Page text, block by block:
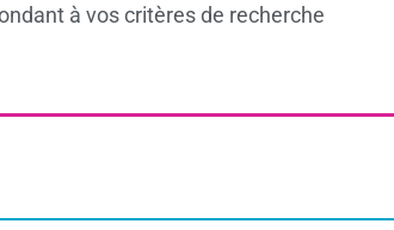
à vos critères de recherche